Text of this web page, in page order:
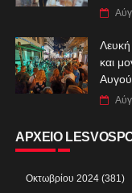
και
ΑΡΧΕΙΟ